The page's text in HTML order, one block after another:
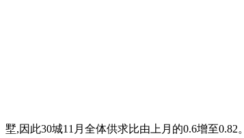
墅,因此30城11月全体供求比由上月的0.6增至0.82。